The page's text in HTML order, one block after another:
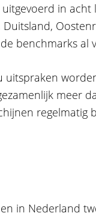
in acht
benchmarks al
meer
regelmatig
in Nederland